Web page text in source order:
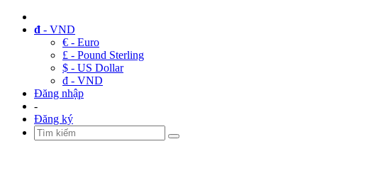
đ - VND
€ - Euro
£ - Pound Sterling
$ - US Dollar
đ - VND
Đăng nhập
-
Đăng ký